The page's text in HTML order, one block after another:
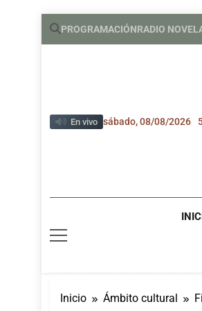
Saltar
PROGRAMACIÓNRADIO
En vivo sábado, 08/08/2026
Inicio Ámbito cultural